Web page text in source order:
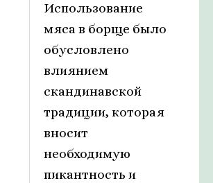
Использование
мяса в борще было
обусловлено
влиянием
скандинавской
традиции, которая
вносит
необходимую
пикантность и